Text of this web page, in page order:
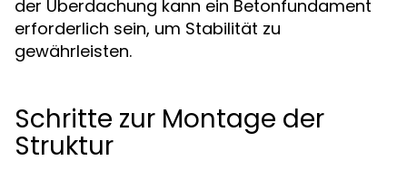
der Überdachung kann ein Betonfundament
erforderlich sein, um Stabilität zu
gewährleisten.
Schritte zur Montage der
Struktur